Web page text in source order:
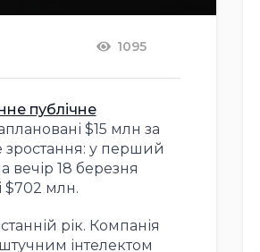
1095
публічне
$15 млн за
зростання: у перший
вечір 18 березня
$702 млн.
рік. Компанія
інтелектом